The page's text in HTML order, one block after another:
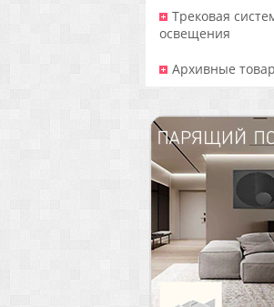
Трековая
освещения
Архивные